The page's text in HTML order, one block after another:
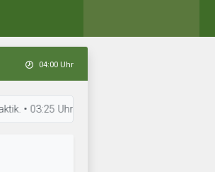
04:00 Uhr
Uhr: Eiði Deiggj Víkingur bereitet sich